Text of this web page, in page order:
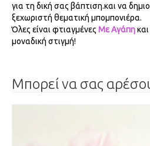
για τη δική σας βάπτιση.και να
ξεχωριστή θεματική μπομπονιέρα.
Όλες είναι φτιαγμένες Με Αγάπηκαι
μοναδική στιγμή!
Μπορεί να σας